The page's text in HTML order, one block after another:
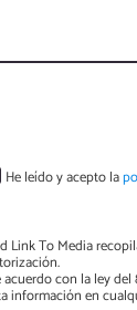
He leído y acepto la
Link To Media
acuerdo con la ley
información en